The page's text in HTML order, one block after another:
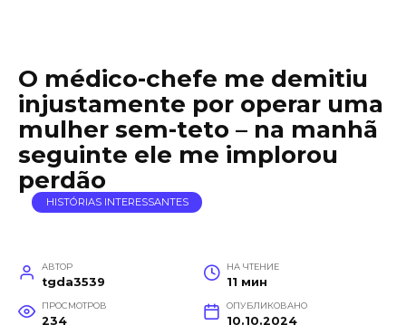
O médico-chefe me demitiu
injustamente por operar uma
mulher sem-teto – na manhã
seguinte ele me implorou
perdão
HISTÓRIAS INTERESSANTES
АВТОР
tgda3539
НА ЧТЕНИЕ
11 мин
ПРОСМОТРОВ
234
ОПУБЛИКОВАНО
10.10.2024